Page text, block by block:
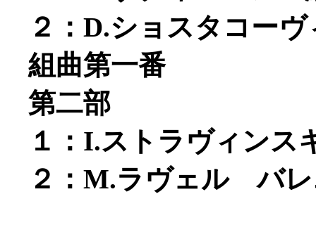
２：D.ショスタコー
組曲第一番
第二部
１：I.ストラヴィン
２：M.ラヴェル バ